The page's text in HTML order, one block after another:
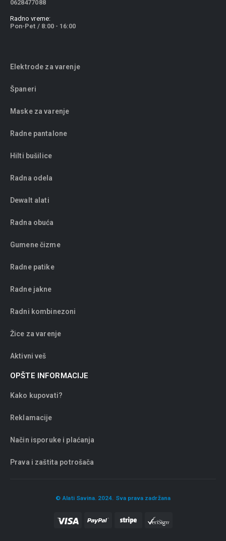
0628477088
Radno vreme:
Pon-Pet / 8:00 - 16:00
Elektrode za varenje
Španeri
Maske za varenje
Radne pantalone
Hilti bušilice
Radna odela
Dewalt alati
Radna obuća
Gumene čizme
Radne patike
Radne jakne
Radni kombinezoni
Žice za varenje
Aktivni veš
OPŠTE INFORMACIJE
Kako kupovati?
Reklamacije
Način isporuke i plaćanja
Prava i zaštita potrošača
© Alati Savina. 2024. Sva prava zadržana